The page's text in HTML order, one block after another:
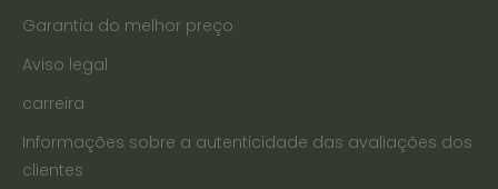
Garantia do melhor preço
Aviso legal
carreira
Informações sobre a autenticidade das avaliações dos
clientes